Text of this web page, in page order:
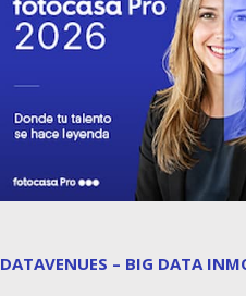
DATAVENUES – BIG DATA